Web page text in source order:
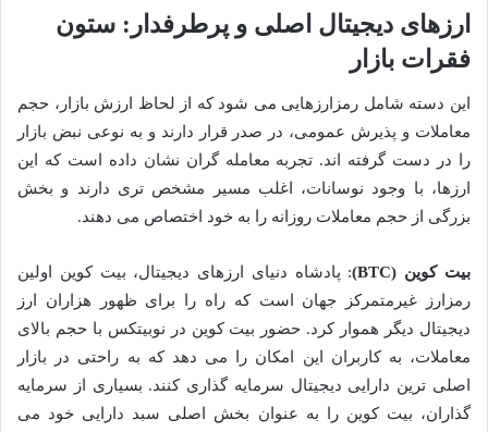
ارزهای دیجیتال اصلی و پرطرفدار: ستون
فقرات بازار
این دسته شامل رمزارزهایی می شود که از لحاظ ارزش بازار، حجم
معاملات و پذیرش عمومی، در صدر قرار دارند و به نوعی نبض بازار
را در دست گرفته اند. تجربه معامله گران نشان داده است که این
ارزها، با وجود نوسانات، اغلب مسیر مشخص تری دارند و بخش
بزرگی از حجم معاملات روزانه را به خود اختصاص می دهند.
بیت کوین (BTC)
: پادشاه دنیای ارزهای دیجیتال، بیت کوین اولین
رمزارز غیرمتمرکز جهان است که راه را برای ظهور هزاران ارز
دیجیتال دیگر هموار کرد. حضور بیت کوین در نوبیتکس با حجم بالای
معاملات، به کاربران این امکان را می دهد که به راحتی در بازار
اصلی ترین دارایی دیجیتال سرمایه گذاری کنند. بسیاری از سرمایه
گذاران، بیت کوین را به عنوان بخش اصلی سبد دارایی خود می